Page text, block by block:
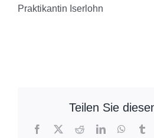
Praktikantin Iserlohn
Teilen Sie
Facebook
X RedditLinkedIn